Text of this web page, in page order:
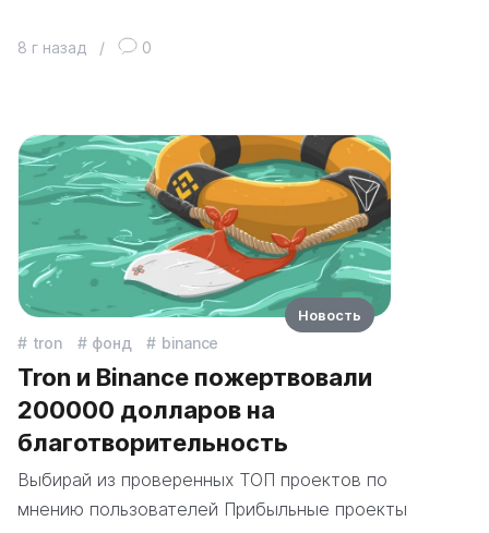
8 г назад / 0
tron фонд binance
Tron и Binance пожертвовали
200000 долларов на
благотворительность
Выбирай из проверенных ТОП проектов по
мнению пользователей Прибыльные проекты
Новость